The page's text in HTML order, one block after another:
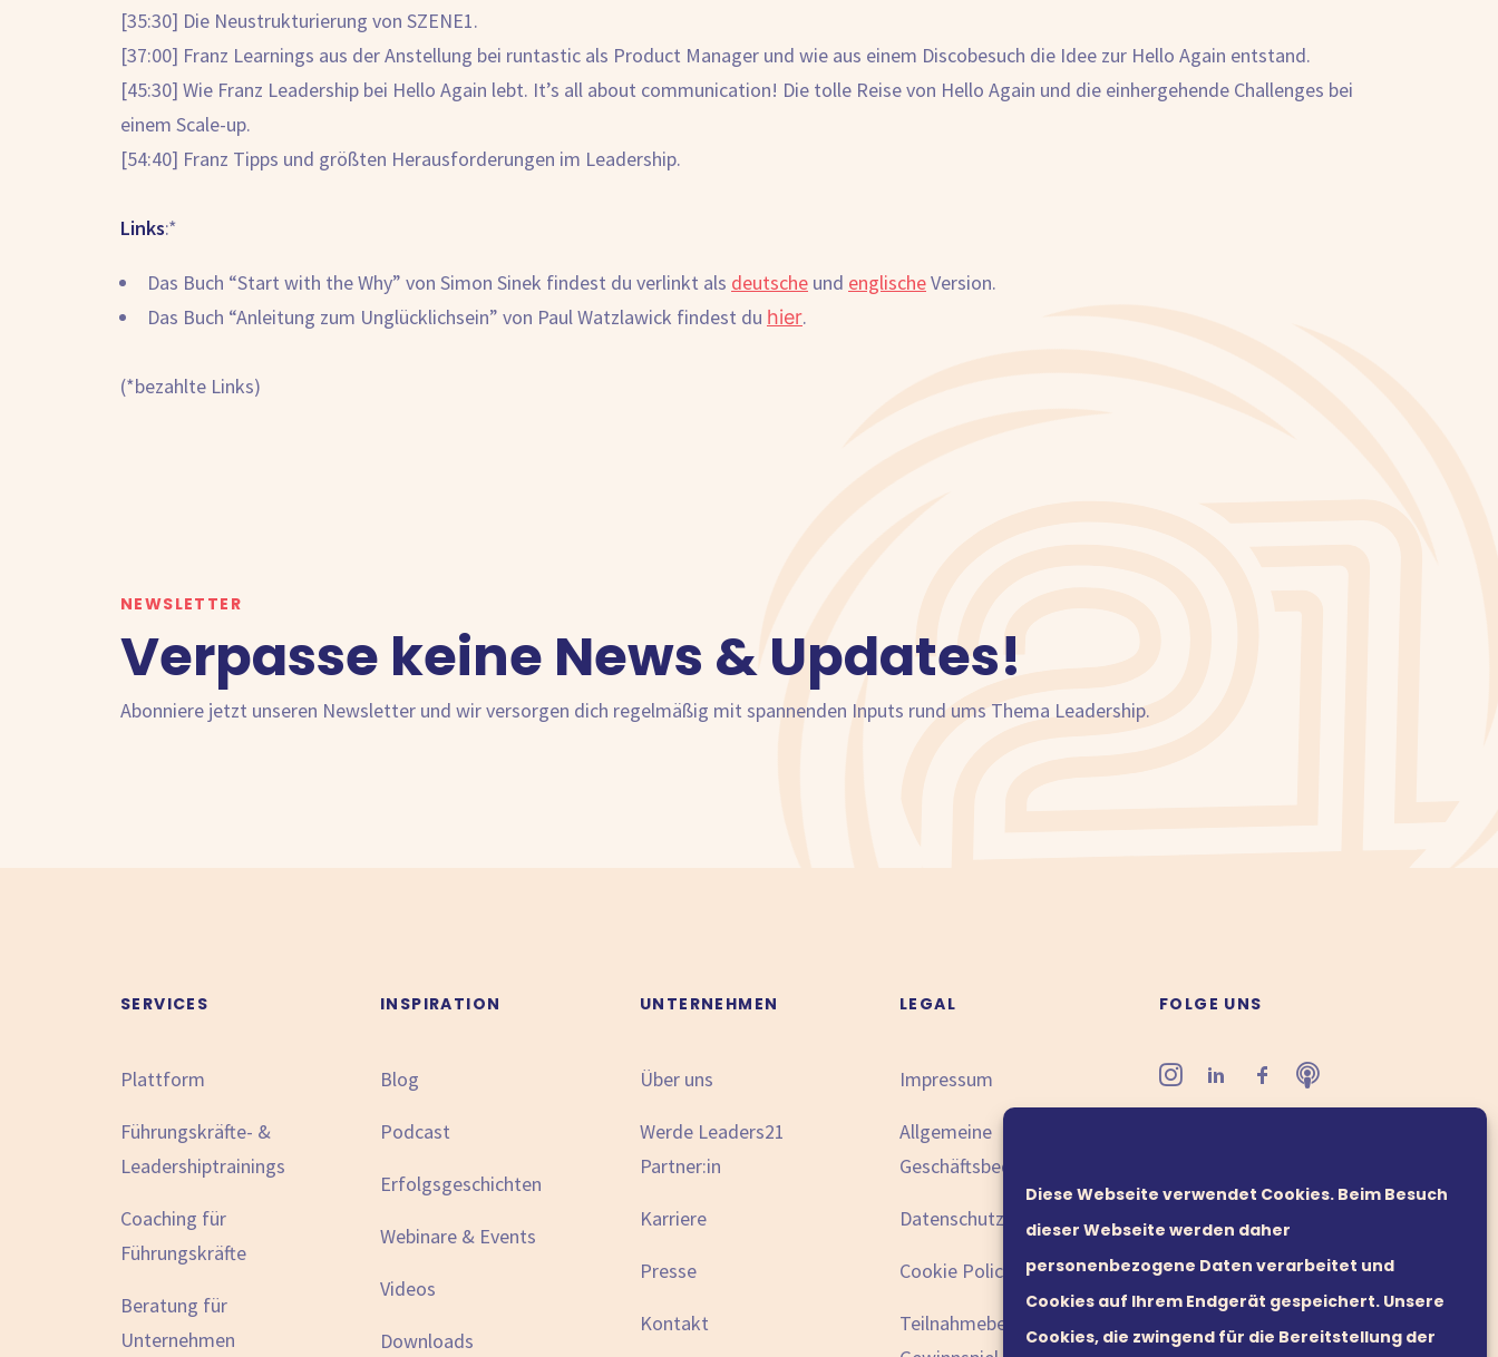
Diese Webseite verwendet Cookies. Beim Besuch
dieser Webseite werden daher
personenbezogene Daten verarbeitet und
Cookies auf Ihrem Endgerät gespeichert. Unsere
Cookies, die zwingend für die Bereitstellung der
[35:30] Die Neustrukturierung von SZENE1.
[37:00] Franz Learnings aus der Anstellung bei runtastic als Product Manager und wie aus einem Discobesuch die Idee zur Hello Again entstand.
[45:30] Wie Franz Leadership bei Hello Again lebt. It’s all about communication! Die tolle Reise von Hello Again und die einhergehende Challenges bei
einem Scale-up.
[54:40] Franz Tipps und größten Herausforderungen im Leadership.
Links:*
Das Buch “Start with the Why” von Simon Sinek findest du verlinkt als deutsche und englischeVersion.
Das Buch “Anleitung zum Unglücklichsein” von Paul Watzlawick findest du hier.
(*bezahlte Links)
NEWSLETTER
Verpasse keine News & Updates!
Abonniere jetzt unseren Newsletter und wir versorgen dich regelmäßig mit spannenden Inputs rund ums Thema Leadership.
SERVICES
Plattform
Führungskräfte- &
Leadershiptrainings
Coaching für
Führungskräfte
Beratung für
Unternehmen
INSPIRATION
Blog
Podcast
Erfolgsgeschichten
Webinare & Events
Videos
Downloads
UNTERNEHMEN
Über uns
Werde Leaders21
Partner:in
Karriere
Presse
Kontakt
LEGAL
Impressum
Allgemeine
Geschäftsbedingungen
Datenschutzinformation
Cookie Policy
Teilnahmebedingungen
FOLGE UNS